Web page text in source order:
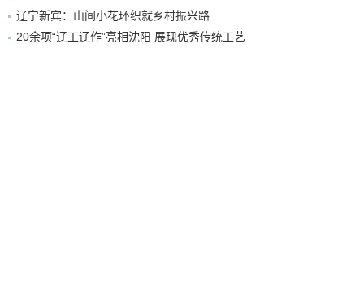
辽宁新宾：山间小花环织就乡村振兴路
20余项“辽工辽作”亮相沈阳 展现优秀传统工艺